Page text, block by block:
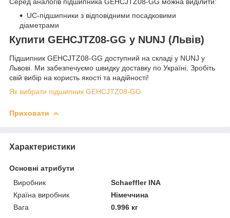
UC-підшипники з відповідними посадковими
діаметрами
Купити GEHCJTZ08-GG у NUNJ (Львів)
Підшипник GEHCJTZ08-GG доступний на складі у NUNJ у
Львові. Ми забезпечуємо швидку доставку по Україні. Зробіть
свій вибір на користь якості та надійності!
Як вибрати підшипник GEHCJTZ08-GG
Приховати
Характеристики
Основні атрибути
Виробник
Schaeffler INA
Країна виробник
Німеччина
Вага
0.996 кг